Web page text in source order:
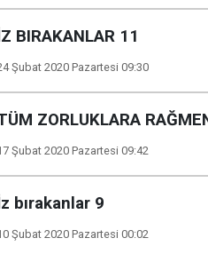
BIRAKANLAR 11
Şubat 2020 Pazartesi 09:30
ZORLUKLARA
Şubat 2020 Pazartesi 09:42
bırakanlar 9
Şubat 2020 Pazartesi 00:02